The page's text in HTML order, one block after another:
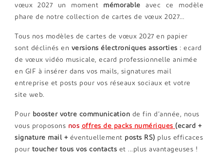
vœux 2027 un moment mémorable avec ce modèle
phare de notre collection de cartes de vœux 2027…
Tous nos modèles de cartes de vœux 2027 en papier
sont déclinés en versions électroniques assorties : ecard
de vœux vidéo musicale, ecard professionnelle animée
en GIF à insérer dans vos mails, signatures mail
entreprise et posts pour vos réseaux sociaux et votre
site web.
Pour booster votre communication de fin d’année, nous
vous proposons nos offres de packs numériques (ecard +
signature mail + éventuellement posts RS) plus efficaces
pour toucher tous vos contacts et ...plus avantageuses !